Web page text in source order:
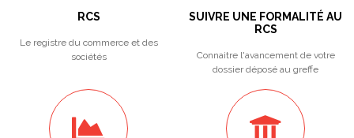
RCS
Le registre du commerce et des
sociétés
SUIVRE UNE FORMALITÉ AU
RCS
Connaitre l'avancement de votre
dossier déposé au greffe